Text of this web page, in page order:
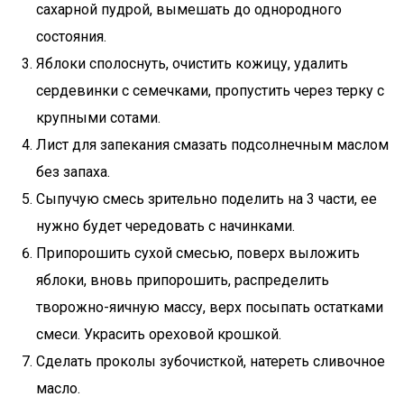
сахарной пудрой, вымешать до однородного
состояния.
Яблоки сполоснуть, очистить кожицу, удалить
сердевинки с семечками, пропустить через терку с
крупными сотами.
Лист для запекания смазать подсолнечным маслом
без запаха.
Сыпучую смесь зрительно поделить на 3 части, ее
нужно будет чередовать с начинками.
Припорошить сухой смесью, поверх выложить
яблоки, вновь припорошить, распределить
творожно-яичную массу, верх посыпать остатками
смеси. Украсить ореховой крошкой.
Сделать проколы зубочисткой, натереть сливочное
масло.